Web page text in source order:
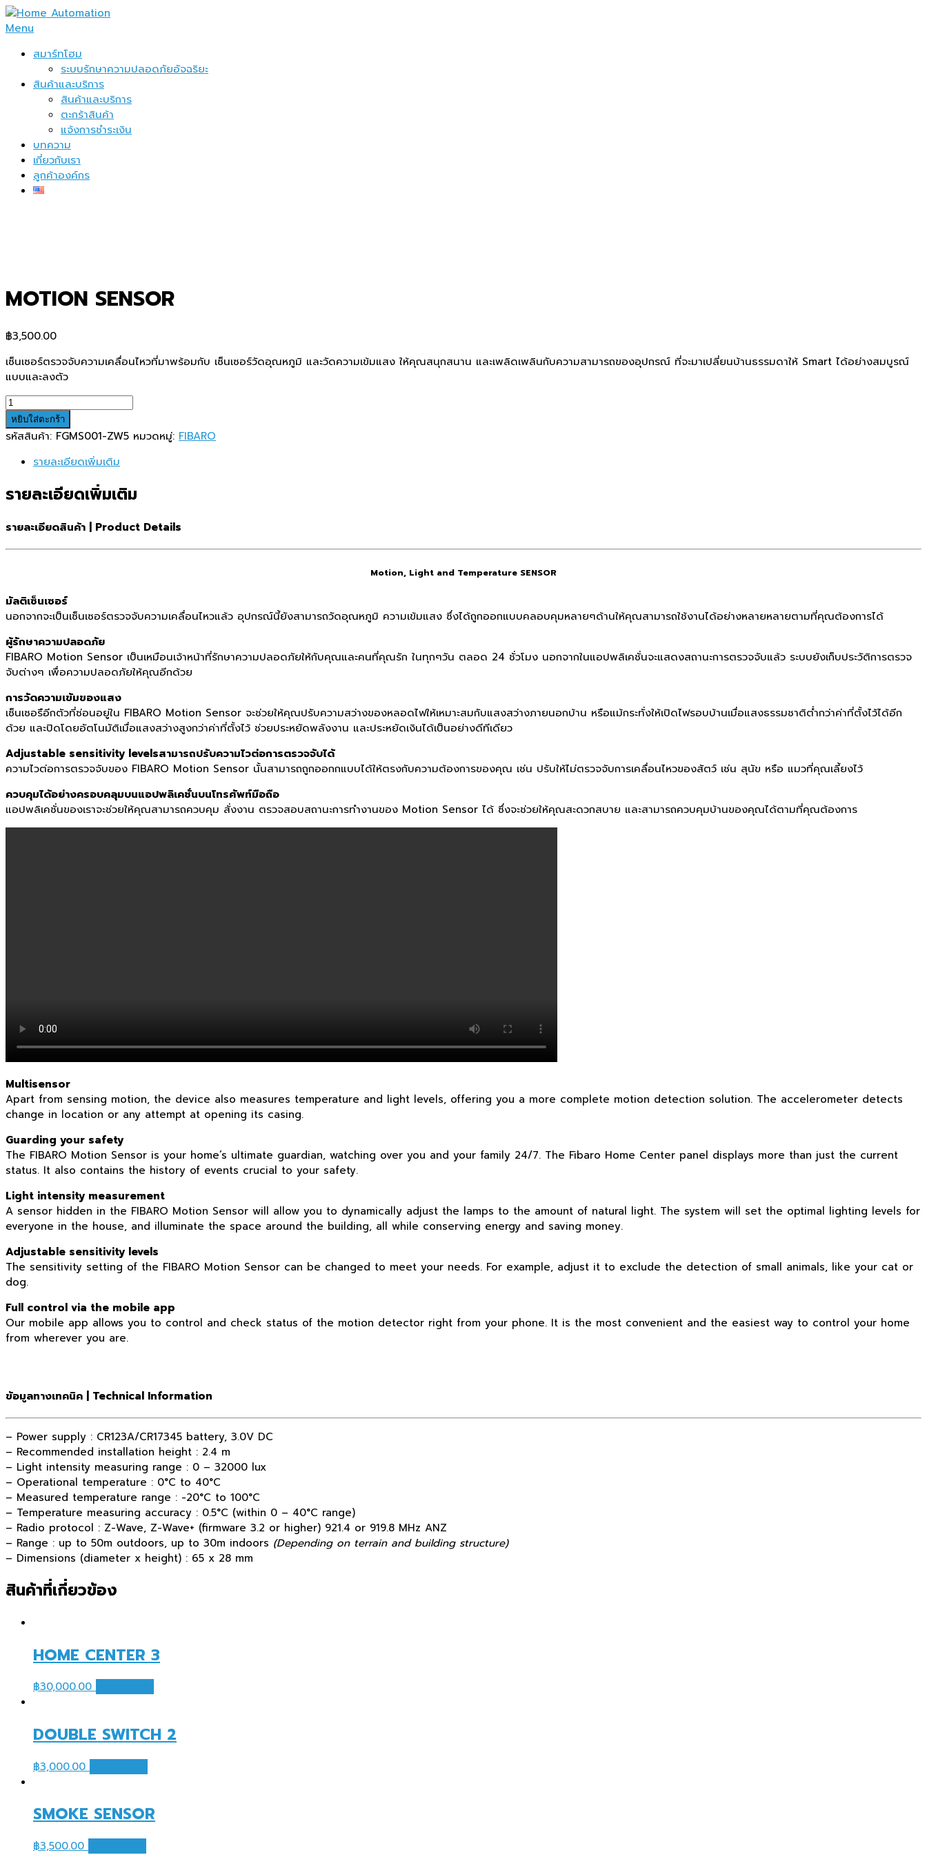
Skip
to
Menu
สมาร์ทโฮม
ระบบรักษาความปลอดภัยอัจฉริยะ
สินค้าและบริการ
สินค้าและบริการ
ตะกร้าสินค้า
แจ้งการชำระเงิน
บทความ
เกี่ยวกับเรา
ลูกค้าองค์กร
MOTION SENSOR
฿3,500.00
เซ็นเซอร์ตรวจจับความเคลื่อนไหวที่มาพร้อมกับ เซ็นเซอร์วัดอุณหภูมิ และวัดความเข้มแสง ให้คุณสนุกสนาน และเพลิดเพลินกับความสามารถของอุปกรณ์ ที่จะมาเปลี่ยนบ้านธรรมดาให้ Smart ได้อย่างสมบูรณ์
แบบและลงตัว
จำนวน
MOTION
SENSOR
หยิบใส่ตะกร้า
รหัสสินค้า: FGMS001-ZW5 หมวดหมู่: FIBARO
รายละเอียดเพิ่มเติม
รายละเอียดเพิ่มเติม
รายละเอียดสินค้า | Product Details
Motion, Light and Temperature SENSOR
มัลติเซ็นเซอร์
นอกจากจะเป็นเซ็นเซอร์ตรวจจับความเคลื่อนไหวแล้ว อุปกรณ์นี้ยังสามารถวัดอุณหภูมิ ความเข้มแสง ซึ่งได้ถูกออกแบบคลอบคุมหลายๆด้านให้คุณสามารถใช้งานได้อย่างหลายหลายตามที่คุณต้องการได้
ผู้รักษาความปลอดภัย
FIBARO Motion Sensor เป็นเหมือนเจ้าหน้าที่รักษาความปลอดภัยให้กับคุณและคนที่คุณรัก ในทุกๆวัน ตลอด 24 ชั่วโมง นอกจากในแอปพลิเคชั่นจะแสดงสถานะการตรวจจับแล้ว ระบบยังเก็บประวัติการตรวจ
จับต่างๆ เพื่อความปลอดภัยให้คุณอีกด้วย
การวัดความเข้มของแสง
เซ็นเซอรือีกตัวที่ซ่อนอยู่ใน FIBARO Motion Sensor จะช่วยให้คุณปรับความสว่างของหลอดไฟให้เหมาะสมกับแสงสว่างภายนอกบ้าน หรือแม้กระทั่งให้เปิดไฟรอบบ้านเมื่อแสงธรรมชาติต่ำกว่าค่าที่ตั้งไว้ได้อีก
ด้วย และปิดโดยอัตโนมัติเมื่อแสงสว่างสูงกว่าค่าที่ตั้งไว้ ช่วยประหยัดพลังงาน และประหยัดเงินได้เป็นอย่างดีทีเดียว
Adjustable sensitivity levelsสามารถปรับความไวต่อการตรวจจับได้
ความไวต่อการตรวจจับของ FIBARO Motion Sensor นั้นสามารถถูกออกกแบบได้ให้ตรงกับความต้องการของคุณ เช่น ปรับให้ไม่ตรวจจับการเคลื่อนไหวของสัตว์ เช่น สุนัข หรือ แมวที่คุณเลี้ยงไว้
ควบคุมได้อย่างครอบคลุมบนแอปพลิเคชั่นบนโทรศัพท์มือถือ
แอปพลิเคชั่นของเราจะช่วยให้คุณสามารถควบคุม สั่งงาน ตรวจสอบสถานะการทำงานของ Motion Sensor ได้ ซึ่งจะช่วยให้คุณสะดวกสบาย และสามารถควบคุมบ้านของคุณได้ตามที่คุณต้องการ
Multisensor
Apart from sensing motion, the device also measures temperature and light levels, offering you a more complete motion detection solution. The accelerometer detects
change in location or any attempt at opening its casing.
Guarding your safety
The FIBARO Motion Sensor is your home’s ultimate guardian, watching over you and your family 24/7. The Fibaro Home Center panel displays more than just the current
status. It also contains the history of events crucial to your safety.
Light intensity measurement
A sensor hidden in the FIBARO Motion Sensor will allow you to dynamically adjust the lamps to the amount of natural light. The system will set the optimal lighting levels for
everyone in the house, and illuminate the space around the building, all while conserving energy and saving money.
Adjustable sensitivity levels
The sensitivity setting of the FIBARO Motion Sensor can be changed to meet your needs. For example, adjust it to exclude the detection of small animals, like your cat or
dog.
Full control via the mobile app
Our mobile app allows you to control and check status of the motion detector right from your phone. It is the most convenient and the easiest way to control your home
from wherever you are.
ข้อมูลทางเทคนิค | Technical Information
– Power supply : CR123A/CR17345 battery, 3.0V DC
– Recommended installation height : 2.4 m
– Light intensity measuring range : 0 – 32000 lux
– Operational temperature : 0°C to 40°C
– Measured temperature range : -20°C to 100°C
– Temperature measuring accuracy : 0.5°C (within 0 – 40°C range)
– Radio protocol : Z-Wave, Z-Wave+ (firmware 3.2 or higher) 921.4 or 919.8 MHz ANZ
– Range : up to 50m outdoors, up to 30m indoors (Depending on terrain and building structure)
– Dimensions (diameter x height) : 65 x 28 mm
สินค้าที่เกี่ยวข้อง
HOME CENTER 3
฿30,000.00
DOUBLE SWITCH 2
฿3,000.00
SMOKE SENSOR
฿3,500.00